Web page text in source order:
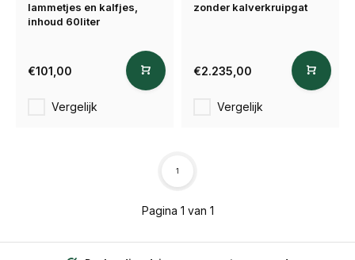
lammetjes en kalfjes,
inhoud 60liter
€101,00
Vergelijk
zonder kalverkruipgat
€2.235,00
Vergelijk
Pagina 1 van 1
1